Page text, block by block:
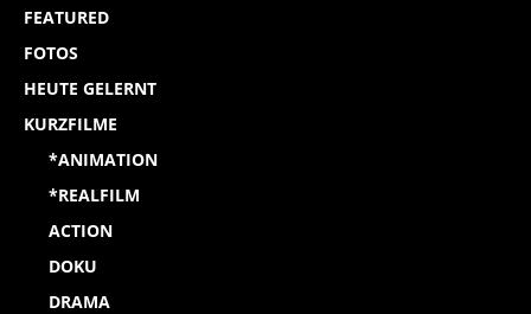
FEATURED
FOTOS
HEUTE GELERNT
KURZFILME
*ANIMATION
*REALFILM
ACTION
DOKU
DRAMA